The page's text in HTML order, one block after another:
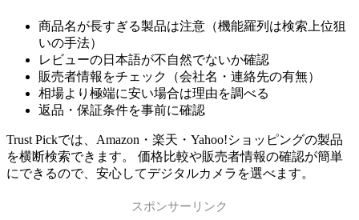
商品名が長すぎる製品は注意（機能羅列は検索上位狙
いの手法）
レビューの日本語が不自然でないか確認
販売者情報をチェック（会社名・連絡先の有無）
相場より極端に安い場合は理由を調べる
返品・保証条件を事前に確認
Trust Pickでは、Amazon・楽天・Yahoo!ショッピングの製品
を横断検索できます。 価格比較や販売者情報の確認が簡単
にできるので、安心してデジタルカメラを選べます。
スポンサーリンク